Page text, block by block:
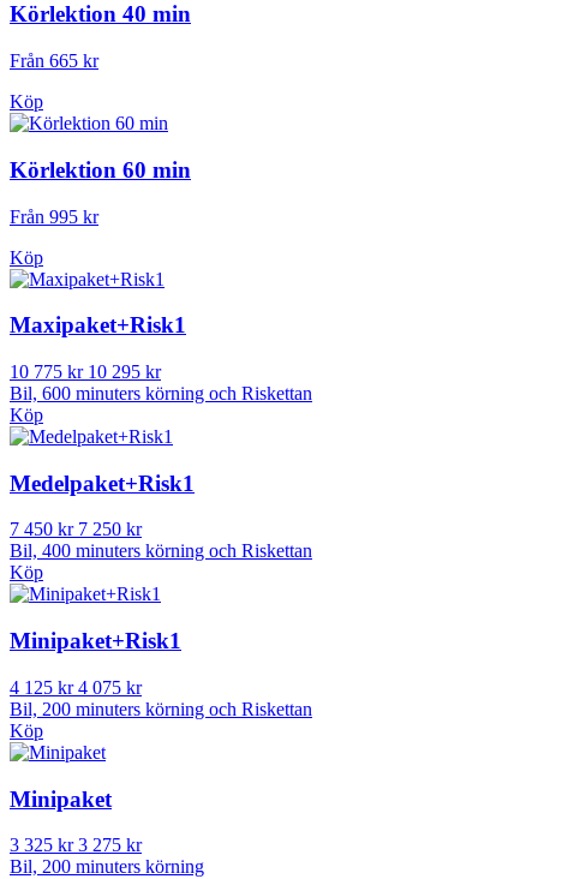
Körlektion 40 min
Från 665 kr
Köp
Körlektion 60 min
Från 995 kr
Köp
Maxipaket+Risk1
10 775 kr 10 295 kr
Bil, 600 minuters körning och Riskettan
Köp
Medelpaket+Risk1
7 450 kr 7 250 kr
Bil, 400 minuters körning och Riskettan
Köp
Minipaket+Risk1
4 125 kr4 075 kr
Bil, 200 minuters körning och Riskettan
Köp
Minipaket
3 325 kr3 275 kr
Bil, 200 minuters körning